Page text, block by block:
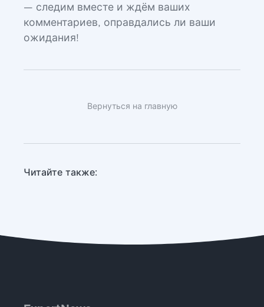
— следим вместе и ждём ваших
комментариев, оправдались ли ваши
ожидания!
Вернуться на главную
Читайте также: